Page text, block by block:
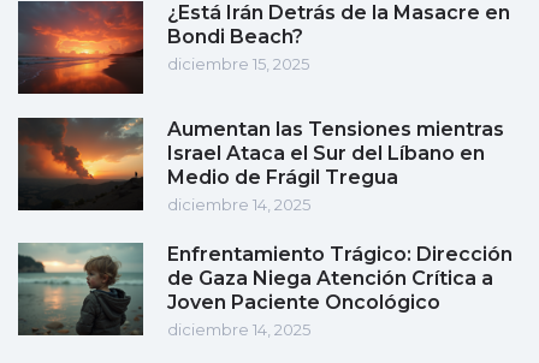
¿Está Irán Detrás de la Masacre en
Bondi Beach?
diciembre 15, 2025
Aumentan las Tensiones mientras
Israel Ataca el Sur del Líbano en
Medio de Frágil Tregua
diciembre 14, 2025
Enfrentamiento Trágico: Dirección
de Gaza Niega Atención Crítica a
Joven Paciente Oncológico
diciembre 14, 2025